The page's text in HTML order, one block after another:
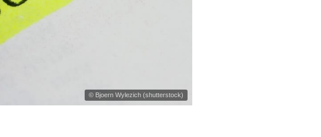
© Bjoern Wylezich (shutterstock)